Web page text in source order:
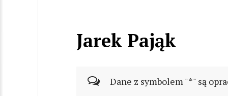
Jarek Pająk
Dane z symbolem "*" są